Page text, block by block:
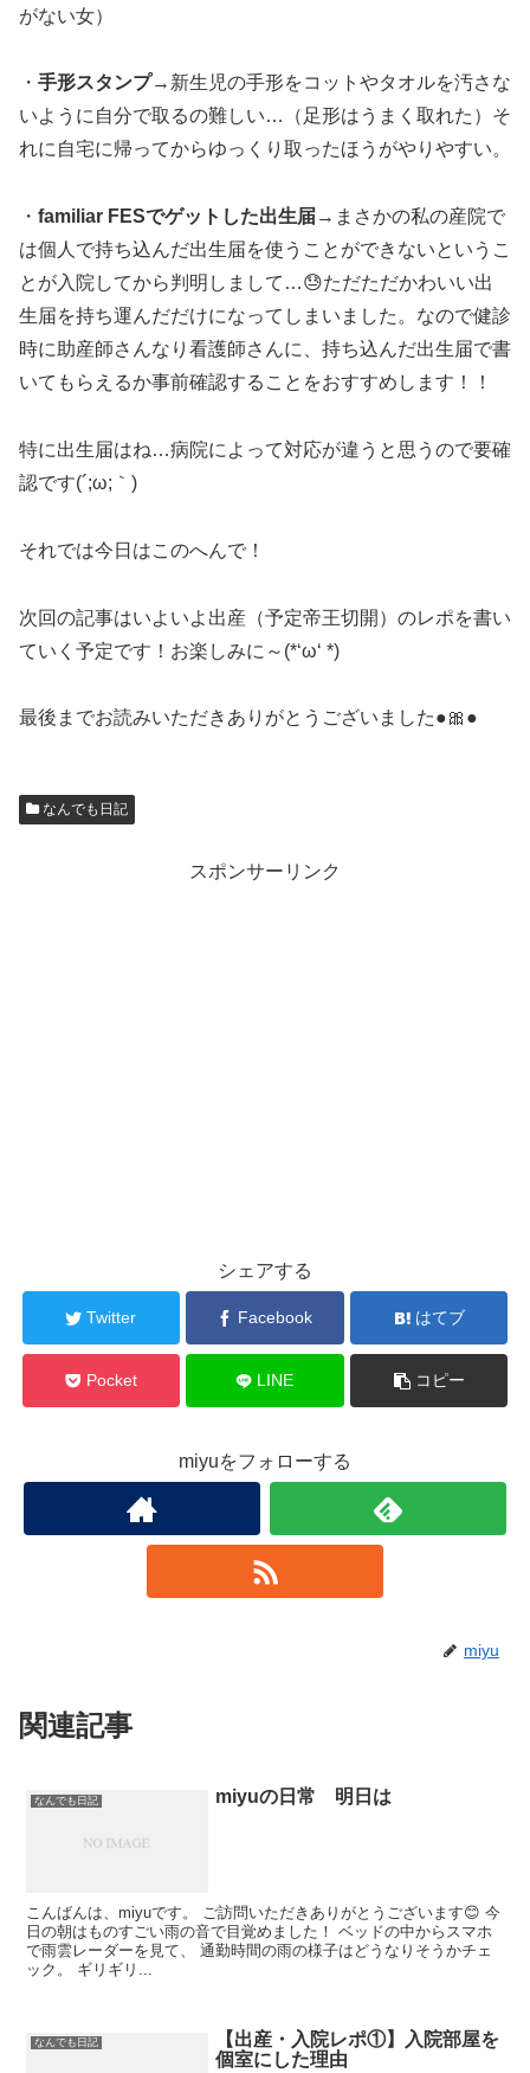
がない女）
・ 手形スタンプ→新生児の手形をコットやタオルを汚さな
いように自分で取るの難しい…（足形はうまく取れた）そ
れに自宅に帰ってからゆっくり取ったほうがやりやすい。
・ familiar FESでゲットした出生届→まさかの私の産院で
は個人で持ち込んだ出生届を使うことができないというこ
とが入院してから判明しまして…😓ただただかわいい出
生届を持ち運んだだけになってしまいました。なので健診
時に助産師さんなり看護師さんに、持ち込んだ出生届で書
いてもらえるか事前確認することをおすすめします！！
特に出生届はね…病院によって対応が違うと思うので要確
認です(´;ω;｀)
それでは今日はこのへんで！
次回の記事はいよいよ出産（予定帝王切開）のレポを書い
ていく予定です！お楽しみに～(*‘ω‘ *)
最後までお読みいただきありがとうございました●🎀●
なんでも日記
スポンサーリンク
シェアする
Twitter Facebook はてブ
Pocket LINE コピー
miyuをフォローする
miyu
関連記事
なんでも日記 miyuの日常 明日は
こんばんは、miyuです。 ご訪問いただきありがとうございます😊 今
日の朝はものすごい雨の音で目覚めました！ ベッドの中からスマホ
で雨雲レーダーを見て、 通勤時間の雨の様子はどうなりそうかチェ
ック。 ギリギリ...
なんでも日記
【出産・入院レポ①】入院部屋を
個室にした理由